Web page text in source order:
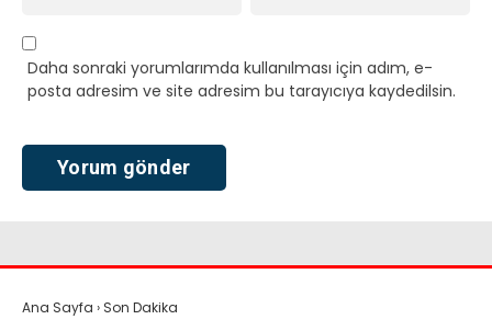
Daha sonraki yorumlarımda kullanılması için adım, e-
posta adresim ve site adresim bu tarayıcıya kaydedilsin.
Ana Sayfa › Son Dakika